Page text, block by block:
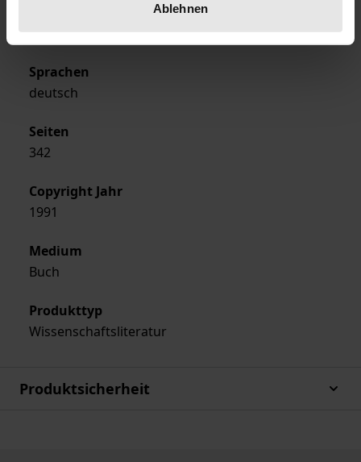
Ablehnen
Softcover
Sprachen
deutsch
Seiten
342
Copyright Jahr
1991
Medium
Buch
Produkttyp
Wissenschaftsliteratur
Produktsicherheit